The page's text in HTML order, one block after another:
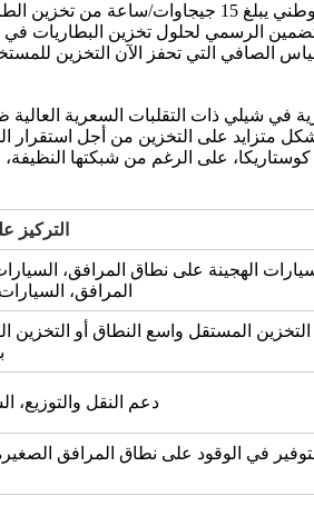
بحلول عام 2030، وهو ما يمثل سوقًا محتملة بقيمة 3.79 مليار دولار أمريكي
الرسمي لحلول تخزين البطاريات في
الصافي التي تحفز الآن التخزين
التركيز
الهجينة على نطاق المرافق،
المرافق،
التخزين المستقل واسع النطاق أو التخزين
دعم النقل والتوزيع،
في الوقود على نطاق المرافق